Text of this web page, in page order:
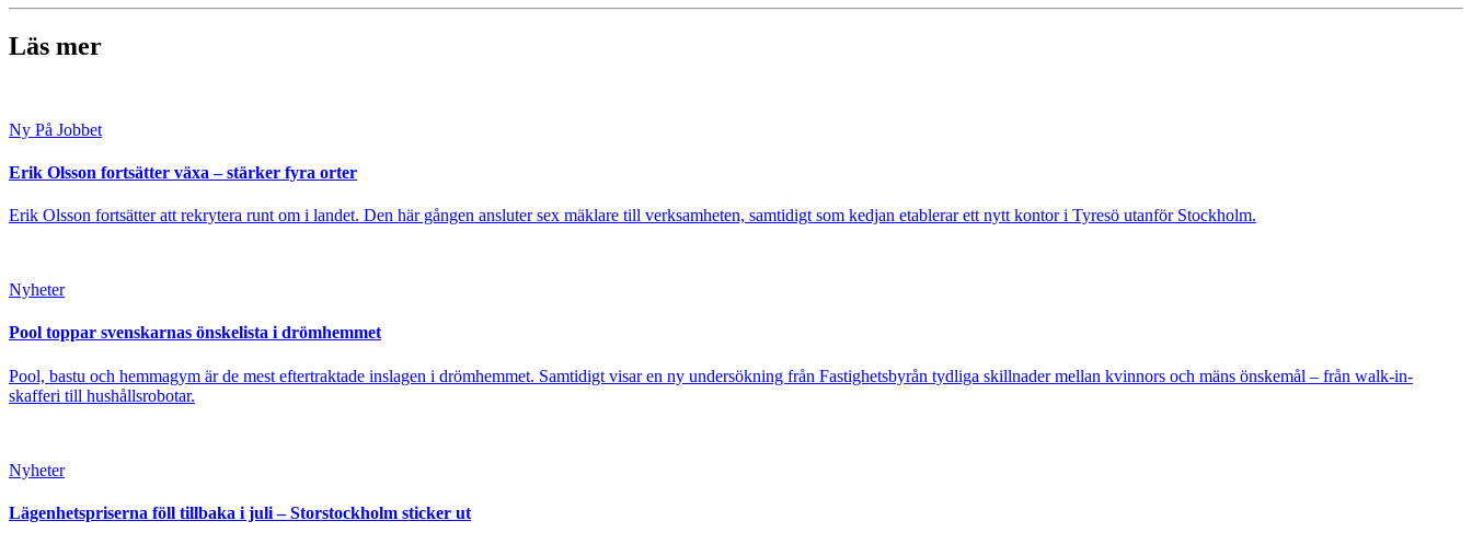
Läs mer
Ny På Jobbet
Erik Olsson fortsätter växa – stärker fyra orter
Erik Olsson fortsätter att rekrytera runt om i landet. Den här gången ansluter sex mäklare till verksamheten, samtidigt som kedjan etablerar ett nytt kontor i Tyresö utanför Stockholm.
Nyheter
Pool toppar svenskarnas önskelista i drömhemmet
Pool, bastu och hemmagym är de mest eftertraktade inslagen i drömhemmet. Samtidigt visar en ny undersökning från Fastighetsbyrån tydliga skillnader mellan kvinnors och mäns önskemål – från walk-in-
skafferi till hushållsrobotar.
Nyheter
Lägenhetspriserna föll tillbaka i juli – Storstockholm sticker ut